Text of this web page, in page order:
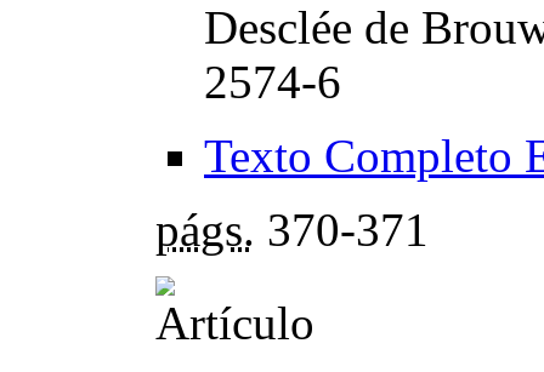
Desclée de
2574-6
Texto Completo
págs. 370-371